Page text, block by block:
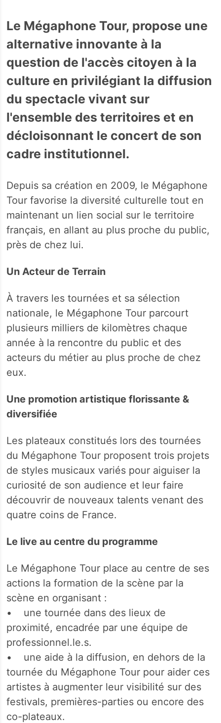
Le Mégaphone Tour, propose une
alternative innovante à la
question de l'accès citoyen à la
culture en privilégiant la diffusion
du spectacle vivant sur
l'ensemble des territoires et en
décloisonnant le concert de son
cadre institutionnel.
Depuis sa création en 2009, le Mégaphone
Tour favorise la diversité culturelle tout en
maintenant un lien social sur le territoire
français, en allant au plus proche du public,
près de chez lui.
Un Acteur de Terrain
À travers les tournées et sa sélection
nationale, le Mégaphone Tour parcourt
plusieurs milliers de kilomètres chaque
année à la rencontre du public et des
acteurs du métier au plus proche de chez
eux.
Une promotion artistique florissante &
diversifiée
Les plateaux constitués lors des tournées
du Mégaphone Tour proposent trois projets
de styles musicaux variés pour aiguiser la
curiosité de son audience et leur faire
découvrir de nouveaux talents venant des
quatre coins de France.
Le live au centre du programme
Le Mégaphone Tour place au centre de ses
actions la formation de la scène par la
scène en organisant :
• une tournée dans des lieux de
proximité, encadrée par une équipe de
professionnel.le.s.
• une aide à la diffusion, en dehors de la
tournée du Mégaphone Tour pour aider ces
artistes à augmenter leur visibilité sur des
festivals, premières-parties ou encore des
co-plateaux.